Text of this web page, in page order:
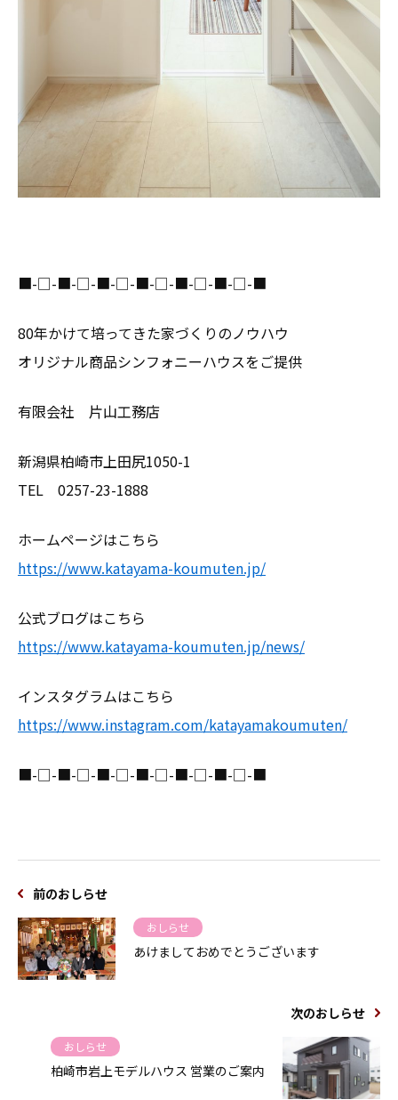
■-□-■-□-■-□-■-□-■-□-■-□-■
80年かけて培ってきた家づくりのノウハウ
オリジナル商品シンフォニーハウスをご提供
有限会社 片山工務店
新潟県柏崎市上田尻1050-1
TEL 0257-23-1888
ホームページはこちら
https://www.katayama-koumuten.jp/
公式ブログはこちら
https://www.katayama-koumuten.jp/news/
インスタグラムはこちら
https://www.instagram.com/katayamakoumuten/
■-□-■-□-■-□-■-□-■-□-■-□-■
前のおしらせ
おしらせ
あけましておめでとうございます
次のおしらせ
おしらせ
柏崎市岩上モデルハウス 営業のご案内